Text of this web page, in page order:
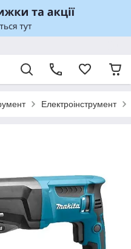
Електроінструмент